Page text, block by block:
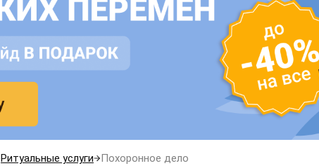
Ритуальные услуги Похоронное дело